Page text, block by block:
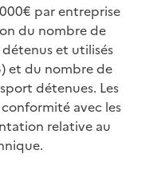
par entreprise
du nombre de
et utilisés
et du nombre de
détenues. Les
avec les
relative au